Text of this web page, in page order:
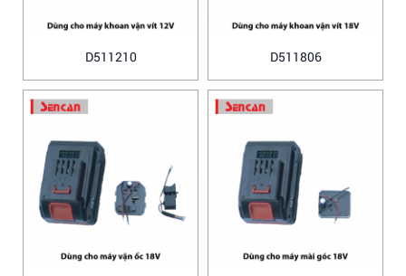
D511210 D511806